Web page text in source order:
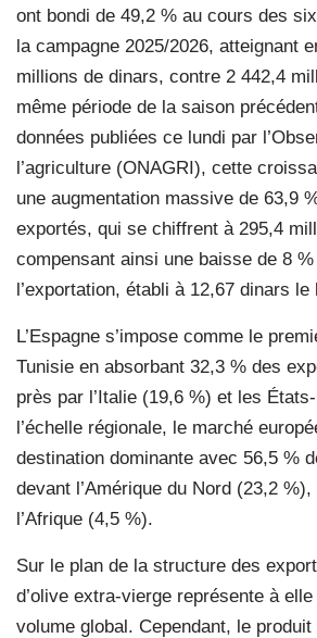
ont bondi de 49,2 % au cours des
la campagne 2025/2026, atteignant
millions de dinars, contre 2 442,4
même période de la saison
données publiées ce lundi par
l’agriculture (ONAGRI), cette
une augmentation massive de 63,9
exportés, qui se chiffrent à 295,4
compensant ainsi une baisse de 8
l’exportation, établi à 12,67 dinars le
L’Espagne s’impose comme le
Tunisie en absorbant 32,3 % des
près par l’Italie (19,6 %) et les
l’échelle régionale, le marché
destination dominante avec 56,5 %
devant l’Amérique du Nord (23,2
l’Afrique (4,5 %).
Sur le plan de la structure des
d’olive extra-vierge représente à
volume global. Cependant, le